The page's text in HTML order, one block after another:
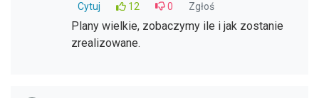
Cytuj
12 0 Zgłoś
Plany wielkie, zobaczymy ile i jak zostanie
zrealizowane.